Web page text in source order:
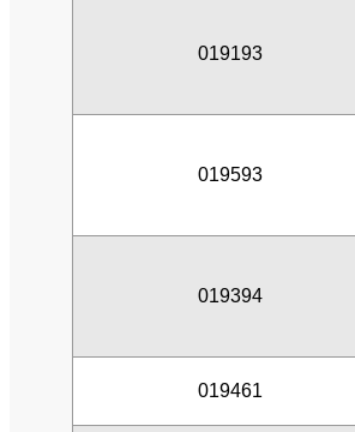
019193
019593
019394
019461